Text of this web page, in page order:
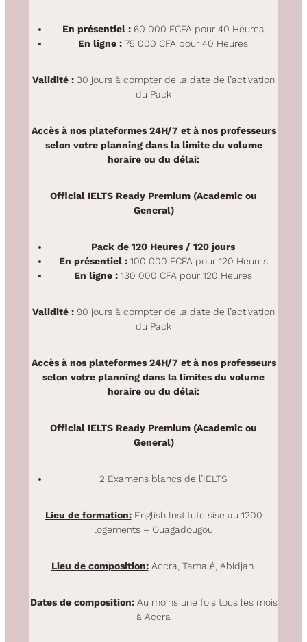
En présentiel : 60 000 FCFA pour 40 Heures
En ligne : 75 000 CFA pour 40 Heures
Validité : 30 jours à compter de la date de l’activation
du Pack
Accès à nos plateformes 24H/7 et à nos professeurs
selon votre planning dans la limite du volume
horaire ou du délai:
Official IELTS Ready Premium (Academic ou
General)
Pack de 120 Heures / 120 jours
En présentiel : 100 000 FCFA pour 120 Heures
En ligne : 130 000 CFA pour 120 Heures
Validité : 90 jours à compter de la date de l’activation
du Pack
Accès à nos plateformes 24H/7 et à nos professeurs
selon votre planning dans la limites du volume
horaire ou du délai:
Official IELTS Ready Premium (Academic ou
General)
2 Examens blancs de l’IELTS
Lieu de formation:English Institute sise au 1200
logements – Ouagadougou
Lieu de composition:Accra, Tamalé, Abidjan
Dates de composition: Au moins une fois tous les mois
à Accra